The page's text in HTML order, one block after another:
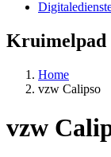
Kruimelpad
Home
vzw Calipso
vzw